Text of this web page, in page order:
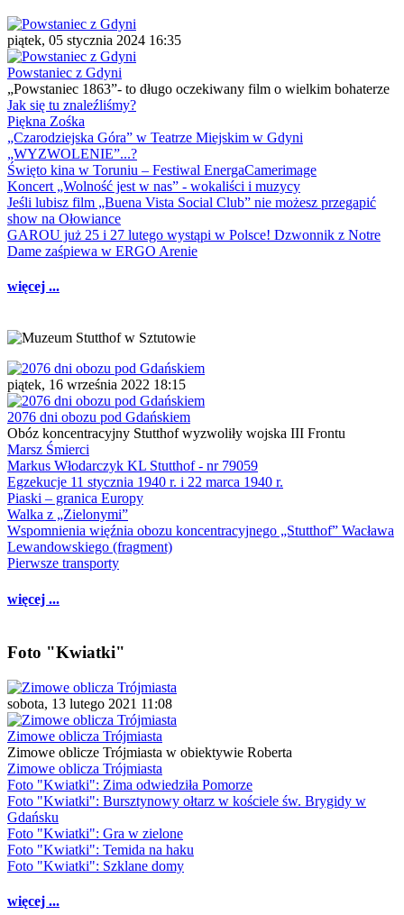
piątek, 05 stycznia 2024 16:35
Powstaniec z Gdyni
„Powstaniec 1863”- to długo oczekiwany film o wielkim bohaterze
Jak się tu znaleźliśmy?
Piękna Zośka
„Czarodziejska Góra” w Teatrze Miejskim w Gdyni
„WYZWOLENIE”...?
Święto kina w Toruniu – Festiwal EnergaCamerimage
Koncert „Wolność jest w nas” - wokaliści i muzycy
Jeśli lubisz film „Buena Vista Social Club” nie możesz przegapić
show na Ołowiance
GAROU już 25 i 27 lutego wystąpi w Polsce! Dzwonnik z Notre
Dame zaśpiewa w ERGO Arenie
więcej ...
piątek, 16 września 2022 18:15
2076 dni obozu pod Gdańskiem
Obóz koncentracyjny Stutthof wyzwoliły wojska III Frontu
Marsz Śmierci
Markus Włodarczyk KL Stutthof - nr 79059
Egzekucje 11 stycznia 1940 r. i 22 marca 1940 r.
Piaski – granica Europy
Walka z „Zielonymi”
Wspomnienia więźnia obozu koncentracyjnego „Stutthof” Wacława
Lewandowskiego (fragment)
Pierwsze transporty
więcej ...
Foto "Kwiatki"
sobota, 13 lutego 2021 11:08
Zimowe oblicza Trójmiasta
Zimowe oblicze Trójmiasta w obiektywie Roberta
Zimowe oblicza Trójmiasta
Foto "Kwiatki": Zima odwiedziła Pomorze
Foto "Kwiatki": Bursztynowy ołtarz w kościele św. Brygidy w
Gdańsku
Foto "Kwiatki": Gra w zielone
Foto "Kwiatki": Temida na haku
Foto "Kwiatki": Szklane domy
więcej ...